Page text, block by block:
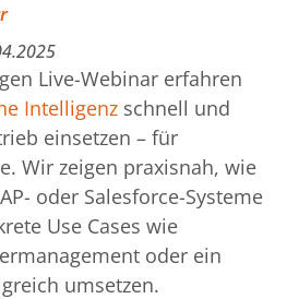
Live-Webinar erfahren
Intelligenz schnell und
einsetzen – für
Wir zeigen praxisnah, wie
oder Salesforce-Systeme
Use Cases wie
oder ein
umsetzen.